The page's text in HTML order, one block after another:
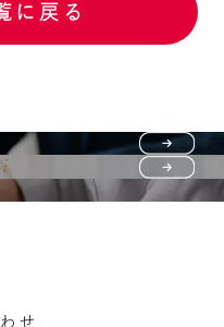
に戻る
せ